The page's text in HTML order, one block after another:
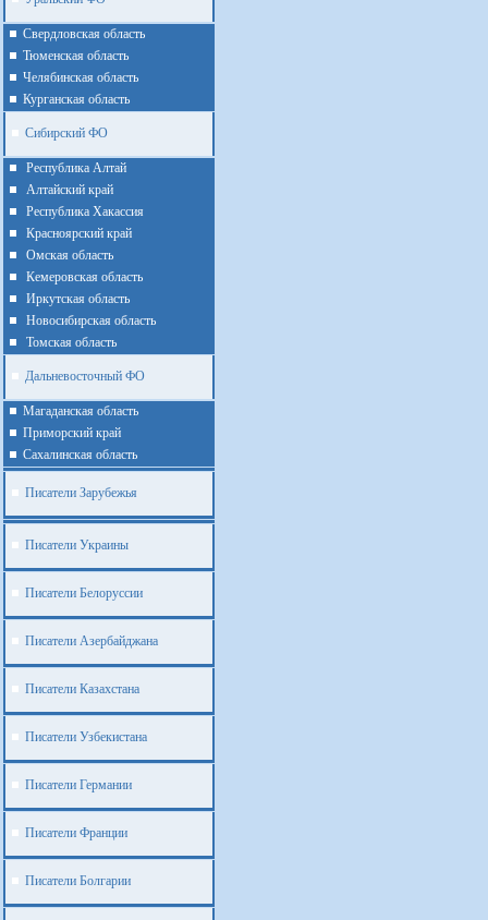
Cвердловская область
Тюменская область
Челябинская область
Курганская область
Сибирский ФО
Республика Алтай
Алтайcкий край
Республика Хакассия
Красноярский край
Омская область
Кемеровская область
Иркутская область
Новосибирская область
Томская область
Дальневосточный ФО
Магаданская область
Приморский край
Cахалинская область
Писатели Зарубежья
Писатели Украины
Писатели Белоруссии
Писатели Азербайджана
Писатели Казахстана
Писатели Узбекистана
Писатели Германии
Писатели Франции
Писатели Болгарии